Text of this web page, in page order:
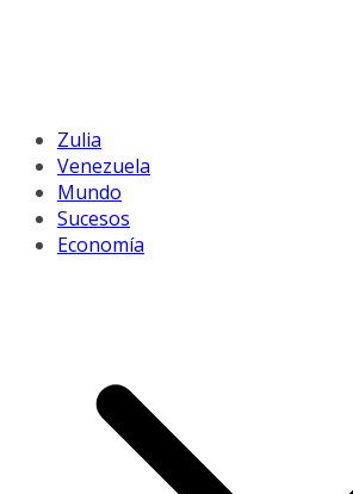
Zulia
Venezuela
Mundo
Sucesos
Economía